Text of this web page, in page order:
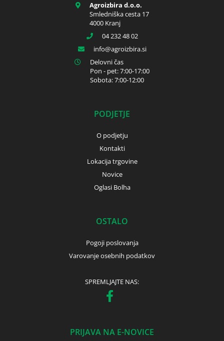
Agroizbira d.o.o.
Smledniška cesta 17
4000 Kranj
04 232 48 02
info
agroizbira.si
Delovni čas
Pon - pet: 7:00-17:00
Sobota: 7:00-12:00
PODJETJE
O podjetju
Kontakti
Lokacija trgovine
Novice
Oglasi Bolha
OSTALO
Pogoji poslovanja
Varovanje osebnih podatkov
SPREMLJAJTE NAS:
PRIJAVA NA E-NOVICE